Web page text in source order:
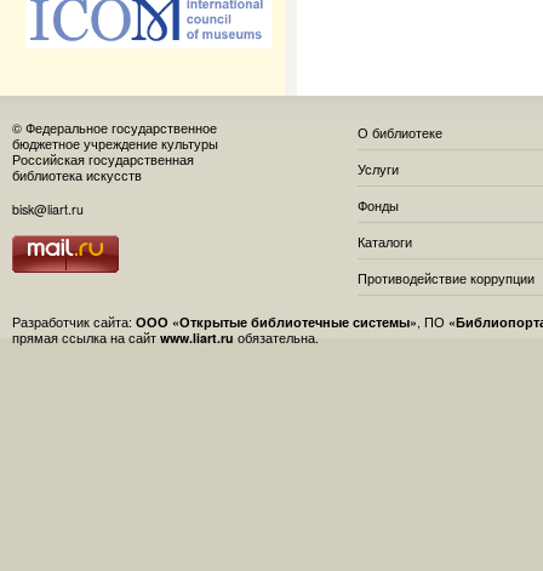
© Федеральное государственное
бюджетное учреждение культуры
Российская государственная
библиотека искусств
bisk@liart.ru
О библиотеке
Услуги
Фонды
Каталоги
Противодействие коррупции
Разработчик сайта: ООО «Открытые библиотечные системы» , ПО
прямая ссылка на сайт www.liart.ru обязательна.